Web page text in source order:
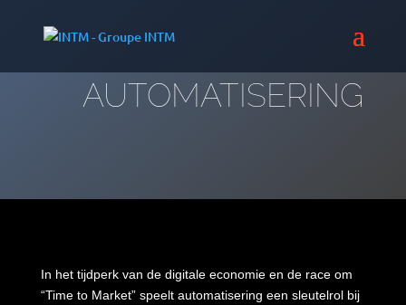
AUTOMATISERING
In het tijdperkvan de digitale economieen de race om
“Time to Market” speelt automatisering een sleutelrol bij